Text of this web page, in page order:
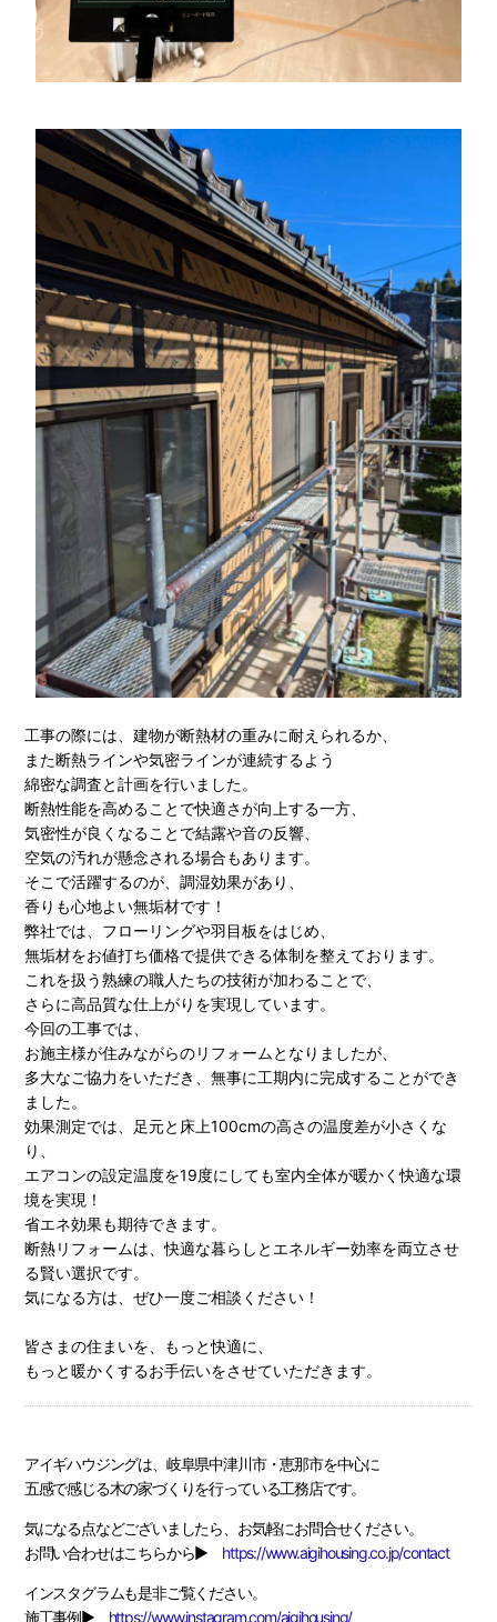
工事の際には、建物が断熱材の重みに耐えられるか、
また断熱ラインや気密ラインが連続するよう
綿密な調査と計画を行いました。
断熱性能を高めることで快適さが向上する一方、
気密性が良くなることで結露や音の反響、
空気の汚れが懸念される場合もあります。
そこで活躍するのが、調湿効果があり、
香りも心地よい無垢材です！
弊社では、フローリングや羽目板をはじめ、
無垢材をお値打ち価格で提供できる体制を整えております。
これを扱う熟練の職人たちの技術が加わることで、
さらに高品質な仕上がりを実現しています。
今回の工事では、
お施主様が住みながらのリフォームとなりましたが、
多大なご協力をいただき、無事に工期内に完成することができ
ました。
効果測定では、足元と床上100cmの高さの温度差が小さくな
り、
エアコンの設定温度を19度にしても室内全体が暖かく快適な環
境を実現！
省エネ効果も期待できます。
断熱リフォームは、快適な暮らしとエネルギー効率を両立させ
る賢い選択です。
気になる方は、ぜひ一度ご相談ください！
皆さまの住まいを、もっと快適に、
もっと暖かくするお手伝いをさせていただきます。
アイギハウジングは、岐阜県中津川市・恵那市を中心に
五感で感じる木の家づくりを行っている工務店です。
気になる点などございましたら、お気軽にお問合せください。
お問い合わせはこちらから▶ https://www.aigihousing.co.jp/contact
インスタグラムも是非ご覧ください。
施工事例▶ https://www.instagram.com/aigihousing/